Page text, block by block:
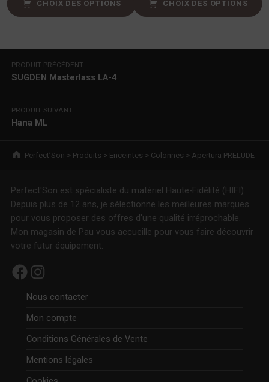
CHOIX DES OPTIONS CHOIX DES OPTIONS
Navigation de l’article
PRODUIT PRÉCÉDENT
SUGDEN Masterlass LA-4
PRODUIT SUIVANT
Hana ML
Breadcrumbs navigation
Perfect’Son > Produits > Enceintes > Colonnes > Apertura PRELUDE
Perfect'Son est spécialiste du matériel Haute-Fidélité (HIFI).
Depuis plus de 12 ans, je sélectionne les meilleures marques
pour vous proposer des offres d'une qualité irréprochable.
Mon magasin de Pau vous accueille pour vous faire découvrir
votre futur équipement.
Facebook Instagram
Nous contacter
Mon compte
Conditions Générales de Vente
Mentions légales